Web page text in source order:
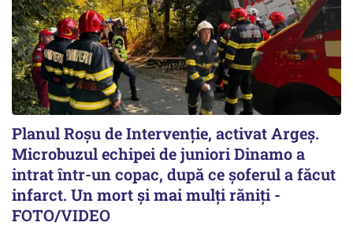
Planul Roşu de Intervenţie, activat Argeş.
Microbuzul echipei de juniori Dinamo a
intrat într-un copac, după ce șoferul a făcut
infarct. Un mort și mai mulți răniți -
FOTO/VIDEO